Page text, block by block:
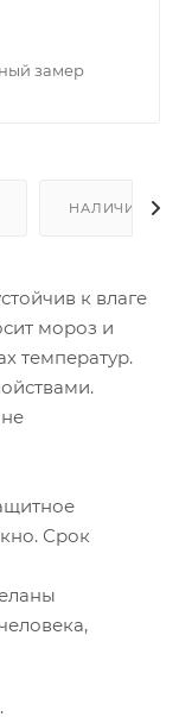
замер
НАЛИЧИЕ
к влаге
мороз и
температур.
Срок